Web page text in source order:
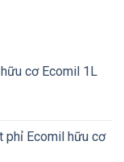
1,020,000 VND
cơ Ecomil 1L
phỉ Ecomil hữu cơ